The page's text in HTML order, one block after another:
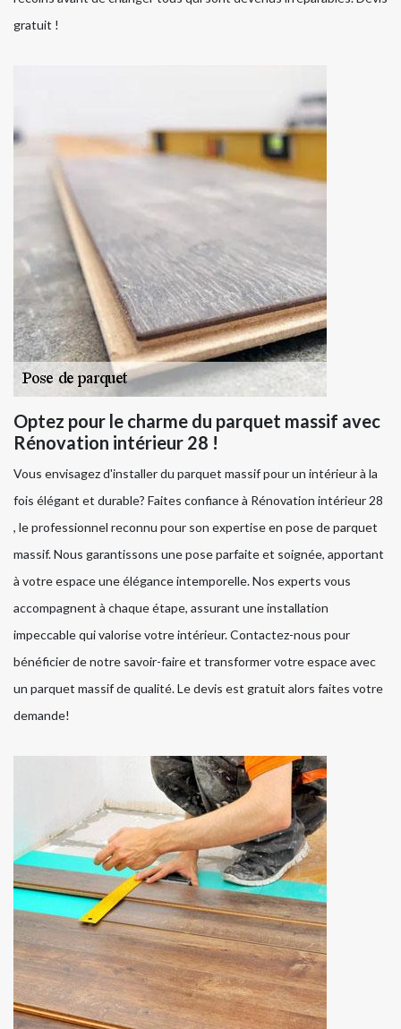
gratuit !
Optez pour le charme du parquet massif avec
Rénovation intérieur 28 !
Vous envisagez d'installer du parquet massif pour un intérieur à la
fois élégant et durable? Faites confiance à Rénovation intérieur 28
, le professionnel reconnu pour son expertise en pose de parquet
massif. Nous garantissons une pose parfaite et soignée, apportant
à votre espace une élégance intemporelle. Nos experts vous
accompagnent à chaque étape, assurant une installation
impeccable qui valorise votre intérieur. Contactez-nous pour
bénéficier de notre savoir-faire et transformer votre espace avec
un parquet massif de qualité. Le devis est gratuit alors faites votre
demande!